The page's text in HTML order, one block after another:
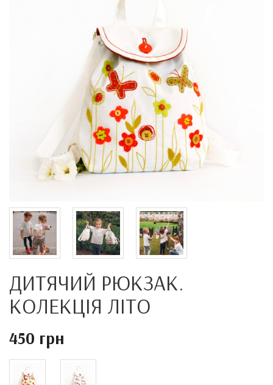
ДИТЯЧИЙ РЮКЗАК.
КОЛЕКЦІЯ ЛІТО
450 грн